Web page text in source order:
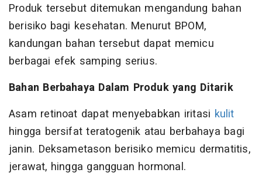
Produk tersebut ditemukan mengandung bahan
berisiko bagi kesehatan. Menurut BPOM,
kandungan bahan tersebut dapat memicu
berbagai efek samping serius.
Bahan Berbahaya Dalam Produk yang Ditarik
Asam retinoat dapat menyebabkan iritasi kulit
hingga bersifat teratogenik atau berbahaya bagi
janin. Deksametason berisiko memicu dermatitis,
jerawat, hingga gangguan hormonal.